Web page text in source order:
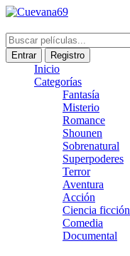
Entrar Registro
Inicio
Categorías
Fantasía
Misterio
Romance
Shounen
Sobrenatural
Superpoderes
Terror
Aventura
Acción
Ciencia ficción
Comedia
Documental